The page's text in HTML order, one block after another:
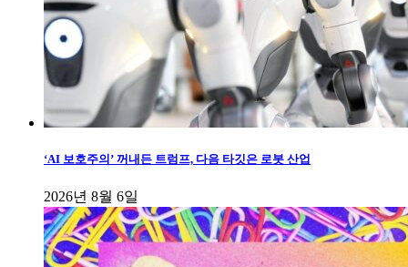
‘AI 보호주의’ 꺼내든 트럼프, 다음 타깃은 로봇 산업
2026년 8월 6일